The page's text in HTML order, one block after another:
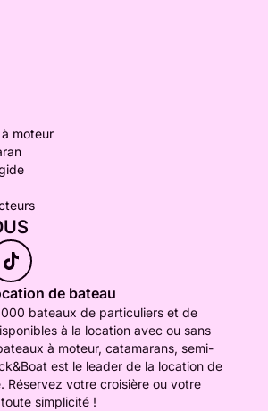
moteur
de bateau
bateaux de particuliers et de
à la location avec ou sans
à moteur, catamarans, semi-
est le leader de la location de
Réservez votre croisière ou votre
simplicité !